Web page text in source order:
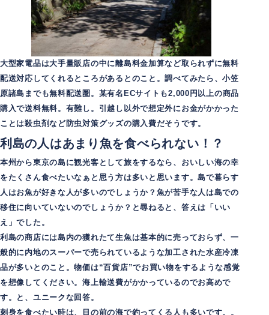
大型家電品は大手量販店の中に離島料金加算など取られずに無料
配送対応してくれるところがあるとのこと。調べてみたら、小笠
原諸島までも無料配送圏。某有名ECサイトも2,000円以上の商品
購入で送料無料。有難し。引越し以外で想定外にお金がかかった
ことは殺虫剤など防虫対策グッズの購入費だそうです。
利島の人はあまり魚を食べられない ！？
本州から東京の島に観光客として旅をするなら、おいしい海の幸
をたくさん食べたいなぁと思う方は多いと思います。島で暮らす
人はお魚が好きな人が多いのでしょうか？魚が苦手な人は島での
移住に向いていないのでしょうか？と尋ねると、答えは「いい
え」でした。
利島の商店には島内の獲れたて生魚は基本的に売っておらず、一
般的に内地のスーパーで売られているような加工された水産冷凍
品が多いとのこと。物価は“百貨店”でお買い物をするような感覚
を想像してください。海上輸送費がかかっているのでお高めで
す。と、ユニークな回答。
刺身を食べたい時は、目の前の海で釣ってくる人も多いです。。